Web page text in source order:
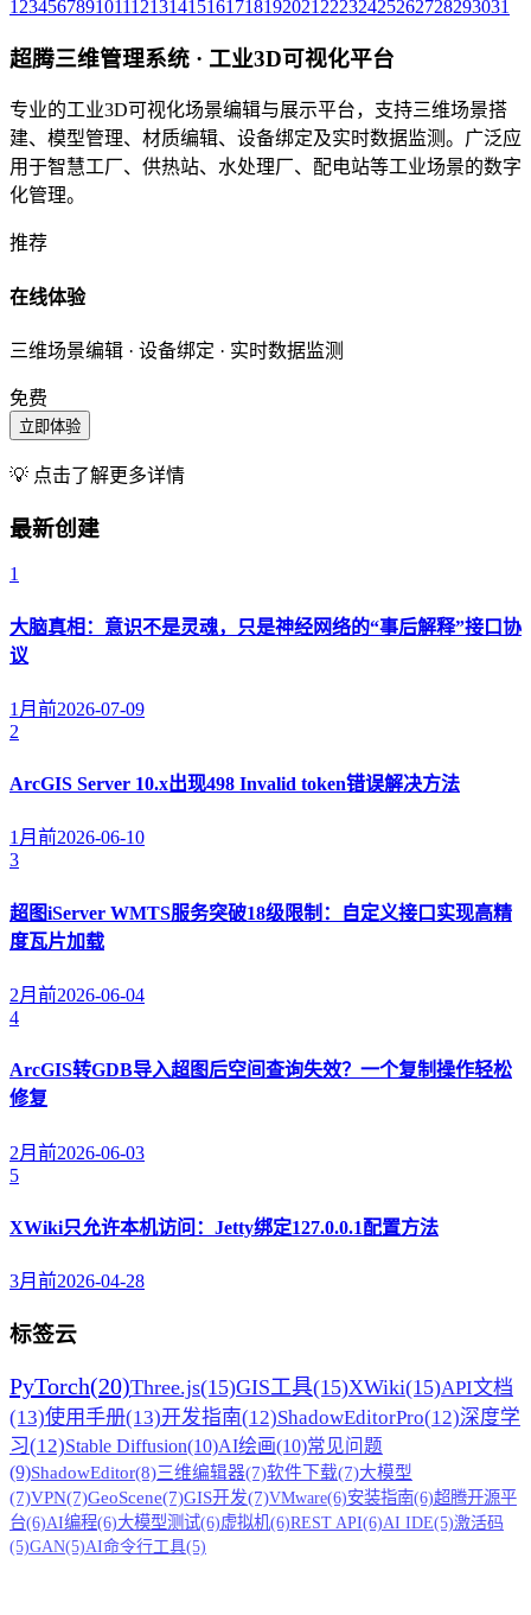
1 234567891011 12131415161718192021 22232425262728293031
超腾三维管理系统 · 工业3D可视化平台
专业的工业3D可视化场景编辑与展示平台，支持三维场景搭
建、模型管理、材质编辑、设备绑定及实时数据监测。广泛应
用于智慧工厂、供热站、水处理厂、配电站等工业场景的数字
化管理。
推荐
在线体验
三维场景编辑 · 设备绑定 · 实时数据监测
免费
立即体验
💡 点击了解更多详情
最新创建
1
大脑真相：意识不是灵魂，只是神经网络的“事后解释”接口协
议
1月前2026-07-09
2
ArcGIS Server 10.x出现498 Invalid token错误解决方法
1月前2026-06-10
3
超图iServer WMTS服务突破18级限制：自定义接口实现高精
度瓦片加载
2月前2026-06-04
4
ArcGIS转GDB导入超图后空间查询失效？一个复制操作轻松
修复
2月前2026-06-03
5
XWiki只允许本机访问：Jetty绑定127.0.0.1配置方法
3月前2026-04-28
标签云
PyTorch(20)Three.js(15)GIS工具(15)XWiki(15)API文档
(13)使用手册(13)开发指南(12)ShadowEditorPro(12)深度学
习(12)Stable Diffusion(10)AI绘画(10)常见问题
(9)ShadowEditor(8)三维编辑器(7)软件下载(7)大模型
(7)VPN(7)GeoScene(7)GIS开发(7)VMware(6)安装指南(6)超腾开源平
台(6)AI编程(6)大模型测试(6)虚拟机(6)REST API(6)AI IDE(5)激活码
(5)GAN(5)AI命令行工具(5)